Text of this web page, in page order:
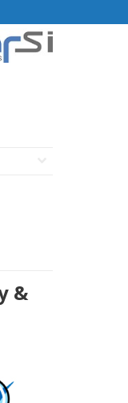
&